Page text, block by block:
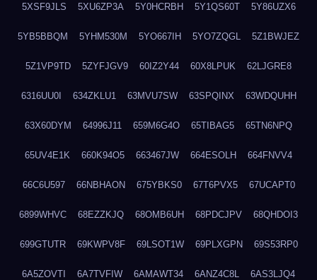
5XSF9JLS 5XU6ZP3A 5Y0HCRBH 5Y1QS60T 5Y86UZX6
5YB5BBQM 5YHM530M 5YO667IH 5YO7ZQGL 5Z1BWJEZ
5Z1VP9TD 5ZYFJGV9 60IZ2Y44 60X8LPUK 62LJGRE8
6316UU0I 634ZKLU1 63MVU7SW 63SPQINX 63WDQUHH
63X60DYM 64996J11 659M6G4O 65TIBAG5 65TN6NPQ
65UV4E1K 660K94O5 663467JW 664ESOLH 664FNVV4
66C6U597 66NBHAON 675YBKS0 67T6PVX5 67UCAPT0
6899WHVC 68EZZKJQ 68OMB6UH 68PDCJPV 68QHDOI3
699GTUTR 69KWPV8F 69LSOT1W 69PLXGPN 69S53RP0
6A5ZOVTI 6A7TVFIW 6AMAWT34 6ANZ4C8L 6AS3LJQ4